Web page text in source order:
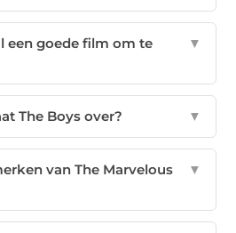
een goede film om te
▼
The Boys over? ▼
van The Marvelous
▼